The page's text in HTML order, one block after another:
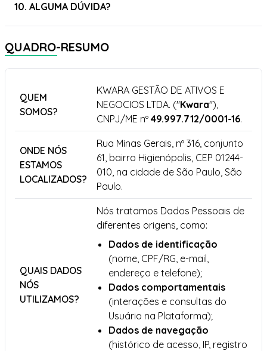
10. ALGUMA DÚVIDA?
QUADRO-RESUMO
QUEM
SOMOS?
KWARA GESTÃO DE ATIVOS E
NEGOCIOS LTDA. ("Kwara"),
CNPJ/ME nº 49.997.712/0001-16.
ONDE NÓS
ESTAMOS
LOCALIZADOS?
Rua Minas Gerais, nº 316, conjunto
61, bairro Higienópolis, CEP 01244-
010, na cidade de São Paulo, São
Paulo.
QUAIS DADOS
NÓS
UTILIZAMOS?
Nós tratamos Dados Pessoais de
diferentes origens, como:
Dados de identificação
(nome, CPF/RG, e-mail,
endereço e telefone);
Dados comportamentais
(interações e consultas do
Usuário na Plataforma);
Dados de navegação
(histórico de acesso, IP, registro